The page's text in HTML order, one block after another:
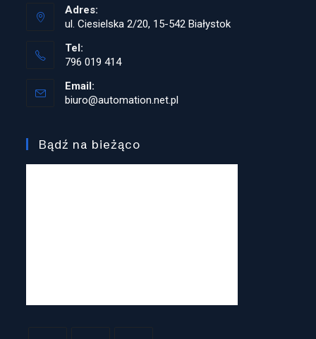
Adres:
ul. Ciesielska 2/20, 15-542 Białystok
Tel:
796 019 414
in
your
Email:
biuro@automation.net.pl
Bądź na bieżąco